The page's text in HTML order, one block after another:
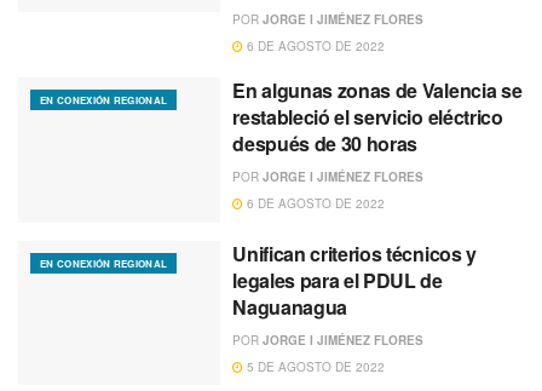
POR JORGE I JIMÉNEZ FLORES
6 DE AGOSTO DE 2022
EN CONEXIÓN REGIONAL
En algunas zonas de Valencia se
restableció el servicio eléctrico
después de 30 horas
POR JORGE I JIMÉNEZ FLORES
6 DE AGOSTO DE 2022
EN CONEXIÓN REGIONAL
Unifican criterios técnicos y
legales para el PDUL de
Naguanagua
POR JORGE I JIMÉNEZ FLORES
5 DE AGOSTO DE 2022